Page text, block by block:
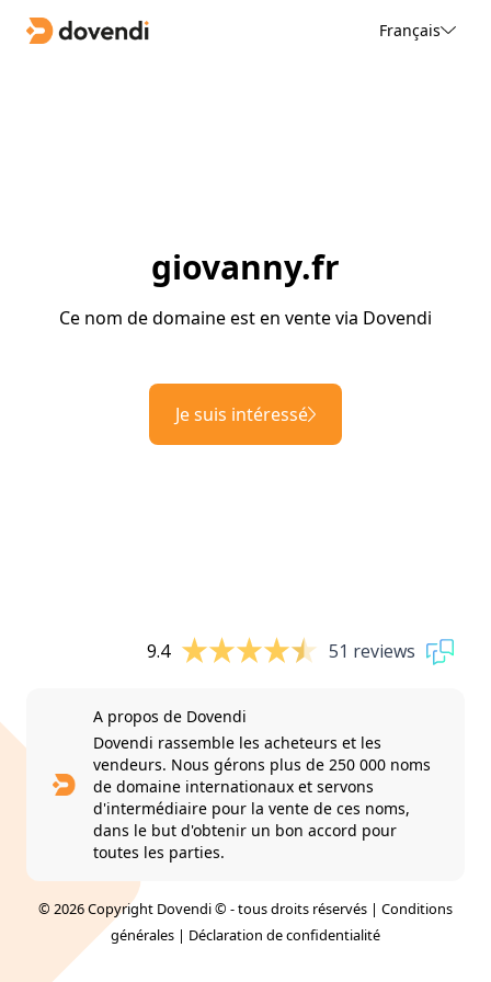
Français
giovanny.fr
Ce nom de domaine est en vente via Dovendi
Je suis intéressé
9.4 51 reviews
A propos de Dovendi
Dovendi rassemble les acheteurs et les
vendeurs. Nous gérons plus de 250 000 noms
de domaine internationaux et servons
d'intermédiaire pour la vente de ces noms,
dans le but d'obtenir un bon accord pour
toutes les parties.
© 2026 Copyright Dovendi © - tous droits réservés | Conditions
générales | Déclaration de confidentialité